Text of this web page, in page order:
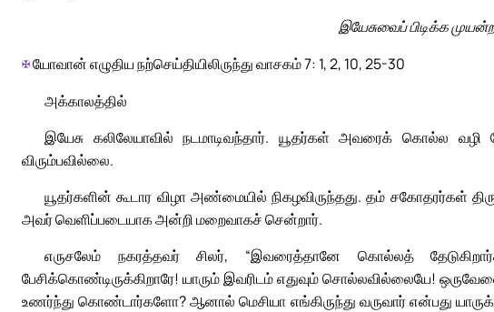
இயேசுவைப் பிடிக்க
✠யோவான் எழுதிய நற்செய்தியிலிருந்து வாசகம் 7: 1, 2, 10, 25-30
அக்காலத்தில்
இயேசு கலிலேயாவில் நடமாடிவந்தார். யூதர்கள் அவரைக் கொல்ல வழி
விரும்பவில்லை.
யூதர்களின் கூடார விழா அண்மையில் நிகழவிருந்தது. தம் சகோதரர்கள்
அவர் வெளிப்படையாக அன்றி மறைவாகச் சென்றார்.
எருசலேம் நகரத்தவர் சிலர், “இவரைத்தானே கொல்லத்
பேசிக்கொண்டிருக்கிறாரே! யாரும் இவரிடம் எதுவும் சொல்லவில்லையே!
உணர்ந்து கொண்டார்களோ? ஆனால் மெசியா எங்கிருந்து வருவார் என்பது